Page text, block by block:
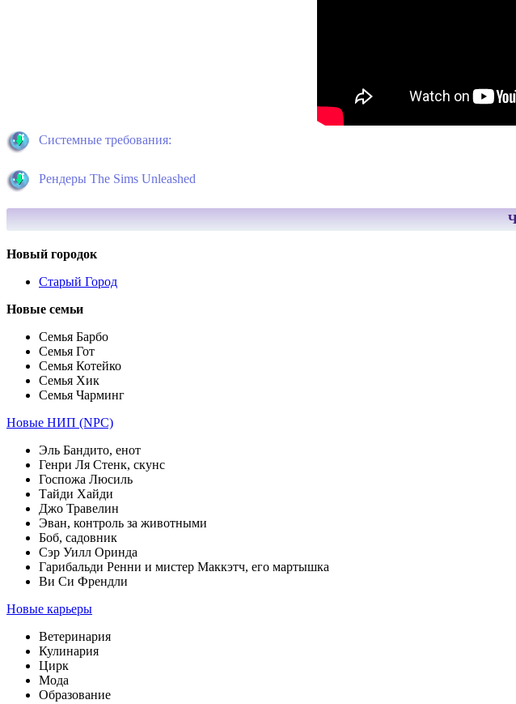
Системные требования:
Рендеры The Sims Unleashed
Новый городок
Старый Город
Новые семьи
Семья Барбо
Семья Гот
Семья Котейко
Семья Хик
Семья Чарминг
Новые НИП (NPC)
Эль Бандито, енот
Генри Ля Стенк, скунс
Госпожа Люсиль
Тайди Хайди
Джо Травелин
Эван, контроль за животными
Боб, садовник
Сэр Уилл Оринда
Гарибальди Ренни и мистер Маккэтч, его мартышка
Ви Си Френдли
Новые карьеры
Ветеринария
Кулинария
Цирк
Мода
Образование